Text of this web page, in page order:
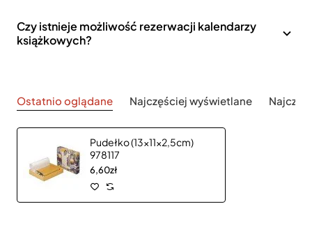
Czy istnieje możliwość rezerwacji kalendarzy
książkowych?
Ostatnio oglądane Najczęściej wyświetlane
Pudełko (13x11x2,5cm)
978117
6,60zł